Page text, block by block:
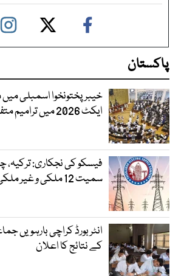
پاکستان
خیبرپختونخوا اسمبلی
ایکٹ 2026 میں ترامیم متفقہ طور پر منظور
فیسکو کی نجکاری: ترکیہ،
سمیت 12 ملکی و غیر ملکی گروپ میدان میں
انٹر بورڈ کراچی بارہویں
کے نتائج کا اعلان